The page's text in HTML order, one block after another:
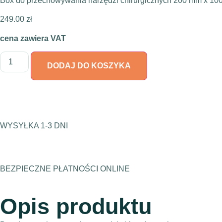
249.00 zł
cena zawiera VAT
DODAJ DO KOSZYKA
WYSYŁKA 1-3 DNI
BEZPIECZNE PŁATNOŚCI ONLINE
Opis produktu